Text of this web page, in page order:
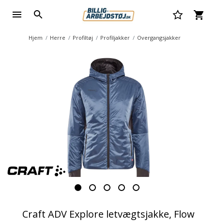
Hjem Herre Profiltøj Profiljakker Overgangsjakker
Craft ADV Explore letvægtsjakke, Flow